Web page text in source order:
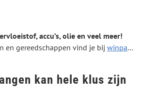
accu’s, olie en veel meer!
en gereedschappen vind je bij winparts.nl
kan hele klus zijn